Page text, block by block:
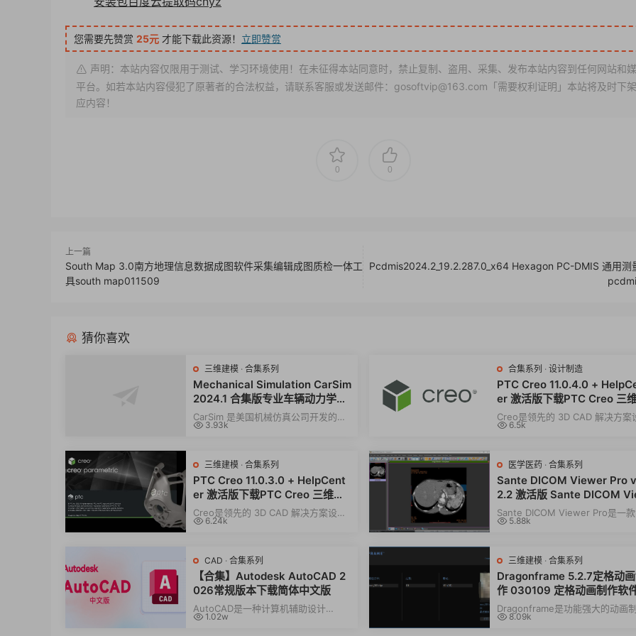
您需要先赞赏 25元 才能下载此资源！ 立即赞赏
声明：本站内容仅限用于测试、学习环境使用！在未征得本站同意时，禁止复制、盗用、采集、发布本站内容到任何网站和
平台。如若本站内容侵犯了原著者的合法权益，请联系客服或发送邮件：gosoftvip@163.com「需要权利证明」本站将及时下
应内容！
0 0
上一篇
South Map 3.0南方地理信息数据成图软件采集编辑成图质检一体工
具south map011509
Pcdmis2024.2_19.2.287.0_x64 Hexagon PC-DMIS 通用测
猜你喜欢
三维建模 · 合集系列
Mechanical Simulation CarSim
2024.1 合集版专业车辆动力学仿
真软件011169
CarSim 是美国机械仿真公司开发的权
威车辆动力学仿真软件011169。它能
3.93k
合集系列 ·设计制造
PTC Creo 11.0.4.0 +
er 激活版下载PTC Creo 三
模设计软件010502
Creo是领先的 3D CAD 解决方案
软件，设计工程师可将其用于产品
6.5k
三维建模 · 合集系列
PTC Creo 11.0.3.0 + HelpCent
er 激活版下载PTC Creo 三维建
模设计软件010502
Creo是领先的 3D CAD 解决方案设计
软件，设计工程师可将其用于产品仿
6.24k
医学医药 ·合集系列
Sante DICOM Viewer Pro
2.2 激活版 Sante DICOM
er Pro 医学影像浏览器
Sante DICOM Viewer Pro是一款
的 DICOM 查看器060663、匿名
5.88k
CAD · 合集系列
【合集】Autodesk AutoCAD 2
026常规版本下载简体中文版
AutoCAD是一种计算机辅助设计
（CAD）软件，建筑师，工程师和建筑
1.02w
三维建模 ·合集系列
Dragonframe 5.2.7定格动画
作 030109 定格动画制作软
agonframe
Dragonframe是功能强大的动画
解决方案，030109使用旨在为用
8.09k